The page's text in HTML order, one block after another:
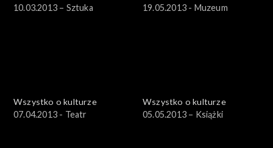
10.03.2013 – Sztuka
19.05.2013 - Muzeum
Wszystko o kulturze
07.04.2013 - Teatr
Wszystko o kulturze
05.05.2013 – Książki